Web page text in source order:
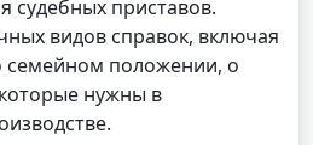
судебных приставов.
видов справок, включая
семейном положении, о
нужны в